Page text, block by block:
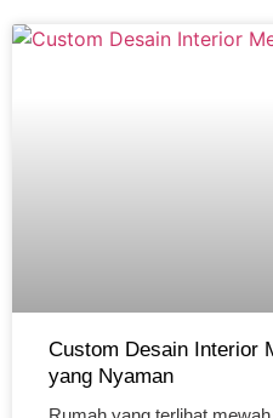
Custom Desain Interior
yang Nyaman